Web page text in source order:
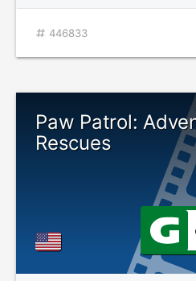
446833
Paw Patrol:
Rescues